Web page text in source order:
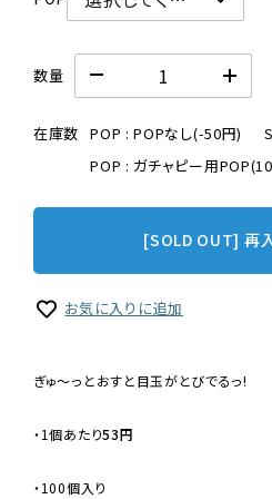
数量
在庫数 POP : POPなし(-50円)
POP : ガチャピー用
[SOLD OUT] 再
お気に入りに追加
ぎゅ〜っとおすと目玉がとびでるっ!
・1個あたり53円
・100個入り